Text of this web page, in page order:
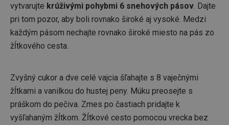
vytvarujte krúživými pohybmi 6 snehových pásov . Dajte
pri tom pozor, aby boli rovnako široké aj vysoké. Medzi
každým pásom nechajte rovnako široké miesto na pás zo
žĺtkového cesta.
Zvyšný cukor a dve celé vajcia šľahajte s 8 vaječnými
žĺtkami a vanilkou do hustej peny. Múku preosejte s
práškom do pečiva. Zmes po častiach pridajte k
vyšľahaným žĺtkom. Žĺtkové cesto pomocou vrecka bez